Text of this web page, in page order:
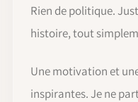
Rien de politique.
histoire, tout
Une motivation et
inspirantes. Je ne